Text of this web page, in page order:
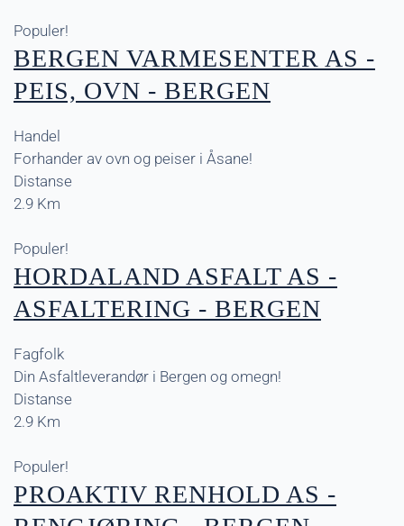
Populer!
BERGEN VARMESENTER AS -
PEIS, OVN - BERGEN
Handel
Forhander av ovn og peiser i Åsane!
Distanse
2.9 Km
Populer!
HORDALAND ASFALT AS -
ASFALTERING - BERGEN
Fagfolk
Din Asfaltleverandør i Bergen og omegn!
Distanse
2.9 Km
Populer!
PROAKTIV RENHOLD AS -